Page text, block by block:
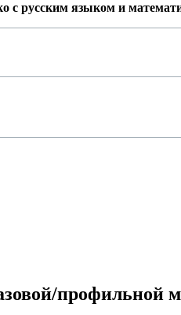
с русским языком и
профильной